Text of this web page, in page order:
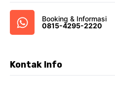
Booking & Informasi
0815-4295-2220
Kontak Info